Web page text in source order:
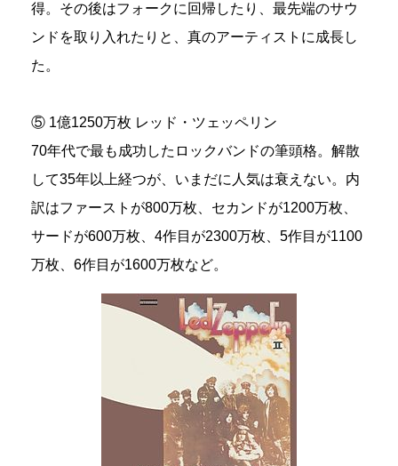
得。その後はフォークに回帰したり、最先端のサウ
ンドを取り入れたりと、真のアーティストに成長し
た。
⑤ 1億1250万枚 レッド・ツェッペリン
70年代で最も成功したロックバンドの筆頭格。解散
して35年以上経つが、いまだに人気は衰えない。内
訳はファーストが800万枚、セカンドが1200万枚、
サードが600万枚、4作目が2300万枚、5作目が1100
万枚、6作目が1600万枚など。